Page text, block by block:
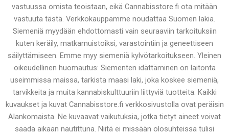
vastuussa omista teoistaan, eikä Cannabisstore.fi ota mitään
vastuuta tästä. Verkkokauppamme noudattaa Suomen lakia.
Siemeniä myydään ehdottomasti vain seuraaviin tarkoituksiin
kuten keräily, matkamuistoiksi, varastointiin ja geneettiseen
säilyttämiseen. Emme myy siemeniä kylvötarkoitukseen. Yleinen
oikeudellinen huomautus: Siementen idättäminen on laitonta
useimmissa maissa, tarkista maasi laki, joka koskee siemeniä,
tarvikkeita ja muita kannabiskulttuuriin liittyviä tuotteita. Kaikki
kuvaukset ja kuvat Cannabisstore.fi verkkosivustolla ovat peräisin
Alankomaista. Ne kuvaavat vaikutuksia, jotka tietyt aineet voivat
saada aikaan nautittuna. Niitä ei missään olosuhteissa tulisi